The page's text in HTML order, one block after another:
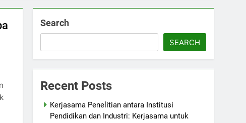
Search
SEARCH
Recent Posts
Kerjasama Penelitian antara Institusi
Pendidikan dan Industri: Kerjasama untuk